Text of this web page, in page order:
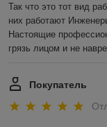
Так что это тот вид
них работают
Настоящие
грязь лицом и не
Покупатель